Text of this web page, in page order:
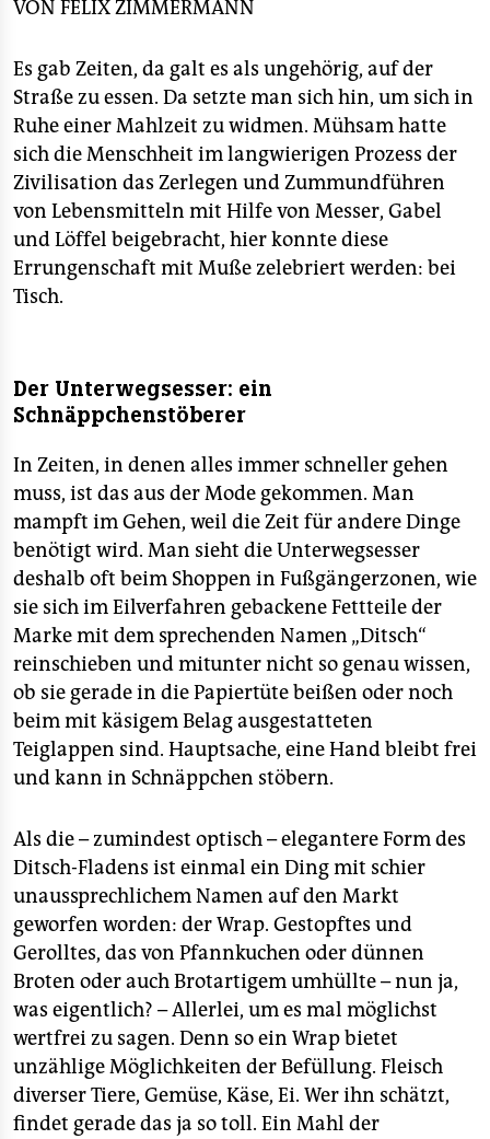
■ Gewickelt:Die gute, alte Kohlroulade: jener mit
Hackfleisch gefüllte und mit Weißkohl umwickelte
Klops, den vor allem unsere Mütter gekonnt
zuzubereiten wissen. In dunkler Soße schwimmend,
begleitet von Kartoffeln. Wie die Palatschinke und der
Döner stets mit Muße und im Sitzen zu verzehren.
VON FELIX ZIMMERMANN
Es gab Zeiten, da galt es als ungehörig, auf der
Straße zu essen. Da setzte man sich hin, um sich in
Ruhe einer Mahlzeit zu widmen. Mühsam hatte
sich die Menschheit im langwierigen Prozess der
Zivilisation das Zerlegen und Zummundführen
von Lebensmitteln mit Hilfe von Messer, Gabel
und Löffel beigebracht, hier konnte diese
Errungenschaft mit Muße zelebriert werden: bei
Tisch.
Der Unterwegsesser: ein
Schnäppchenstöberer
In Zeiten, in denen alles immer schneller gehen
muss, ist das aus der Mode gekommen. Man
mampft im Gehen, weil die Zeit für andere Dinge
benötigt wird. Man sieht die Unterwegsesser
deshalb oft beim Shoppen in Fußgängerzonen, wie
sie sich im Eilverfahren gebackene Fettteile der
Marke mit dem sprechenden Namen „Ditsch“
reinschieben und mitunter nicht so genau wissen,
ob sie gerade in die Papiertüte beißen oder noch
beim mit käsigem Belag ausgestatteten
Teiglappen sind. Hauptsache, eine Hand bleibt frei
und kann in Schnäppchen stöbern.
Als die – zumindest optisch – elegantere Form des
Ditsch-Fladens ist einmal ein Ding mit schier
unaussprechlichem Namen auf den Markt
geworfen worden: der Wrap. Gestopftes und
Gerolltes, das von Pfannkuchen oder dünnen
Broten oder auch Brotartigem umhüllte – nun ja,
was eigentlich? – Allerlei, um es mal möglichst
wertfrei zu sagen. Denn so ein Wrap bietet
unzählige Möglichkeiten der Befüllung. Fleisch
diverser Tiere, Gemüse, Käse, Ei. Wer ihn schätzt,
findet gerade das ja so toll. Ein Mahl der